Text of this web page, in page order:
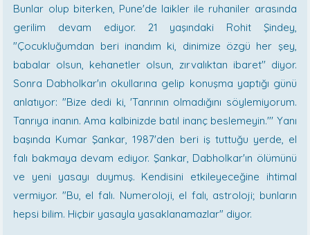
Bunlar olup biterken, Pune'de laikler ile ruhaniler arasında
gerilim devam ediyor. 21 yaşındaki Rohit Şindey,
"Çocukluğumdan beri inandım ki, dinimize özgü her şey,
babalar olsun, kehanetler olsun, zırvalıktan ibaret'' diyor.
Sonra Dabholkar'ın okullarına gelip konuşma yaptığı günü
anlatıyor: "Bize dedi ki, 'Tanrının olmadığını söylemiyorum.
Tanrıya inanın. Ama kalbinizde batıl inanç beslemeyin.''' Yanı
başında Kumar Şankar, 1987'den beri iş tuttuğu yerde, el
falı bakmaya devam ediyor. Şankar, Dabholkar'ın ölümünü
ve yeni yasayı duymuş. Kendisini etkileyeceğine ihtimal
vermiyor. "Bu, el falı. Numeroloji, el falı, astroloji; bunların
hepsi bilim. Hiçbir yasayla yasaklanamazlar" diyor.